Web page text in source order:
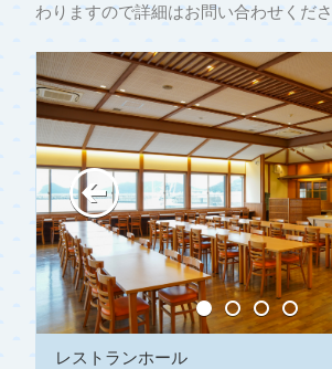
わりますので詳細はお問い合わせくださ
レストランホール